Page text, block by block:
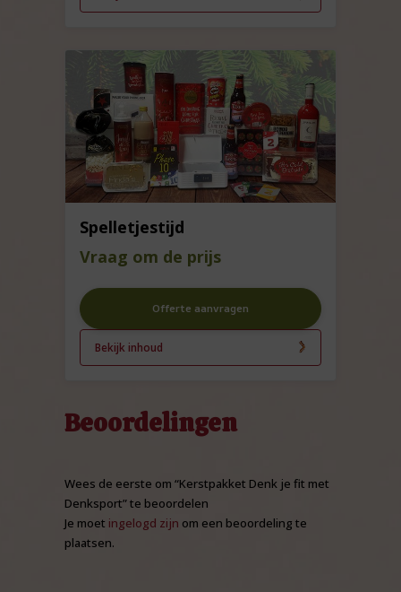
Spelletjestijd
Vraag om de prijs
Offerte aanvragen
Bekijk inhoud
Beoordelingen
Wees de eerste om “Kerstpakket Denk je fit met
Denksport” te beoordelen
Je moet ingelogd zijn om een beoordeling te
plaatsen.